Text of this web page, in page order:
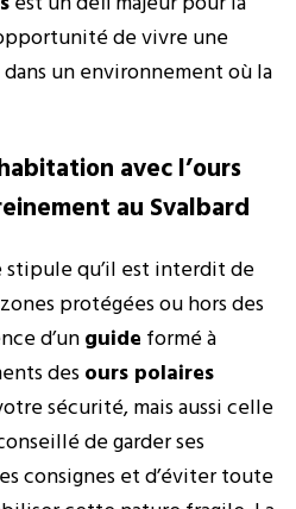
de vivre une
un environnement où la
avec l’ours
au Svalbard
qu’il est interdit de
protégées ou hors des
d’unguide formé à
desours polaires
sécurité, mais aussi celle
de garder ses
consignes et d’éviter toute